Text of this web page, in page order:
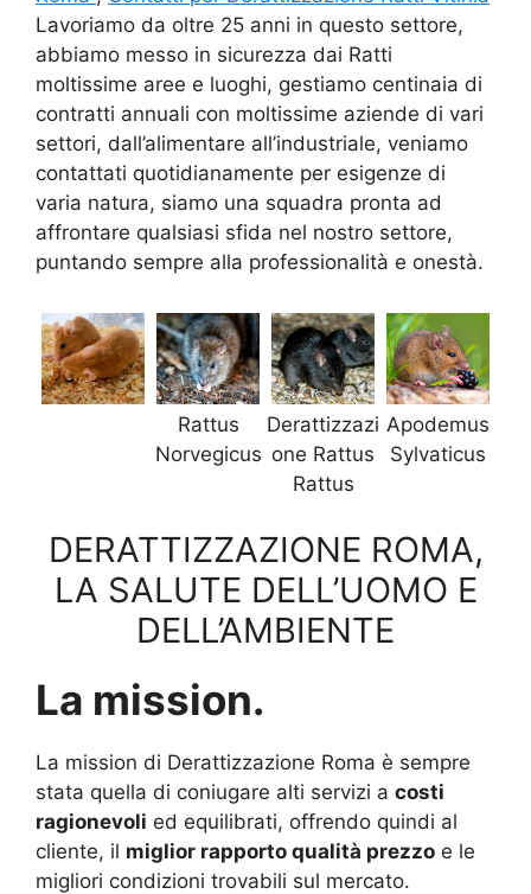
Lavoriamo da oltre 25 anni in questo settore,
abbiamo messo in sicurezza dai Ratti
moltissime aree e luoghi, gestiamo centinaia di
contratti annuali con moltissime aziende di vari
settori, dall’alimentare all’industriale, veniamo
contattati quotidianamente per esigenze di
varia natura, siamo una squadra pronta ad
affrontare qualsiasi sfida nel nostro settore,
puntando sempre alla professionalità e onestà.
Rattus
Norvegicus
Derattizzazi
one Rattus
Rattus
Apodemus
Sylvaticus
DERATTIZZAZIONE ROMA,
LA SALUTE DELL’UOMO E
DELL’AMBIENTE
La mission.
La mission di Derattizzazione Roma è sempre
stata quella di coniugare alti servizi a costi
ragionevoli ed equilibrati, offrendo quindi al
cliente, il miglior rapporto qualità prezzo e le
migliori condizioni trovabili sul mercato.